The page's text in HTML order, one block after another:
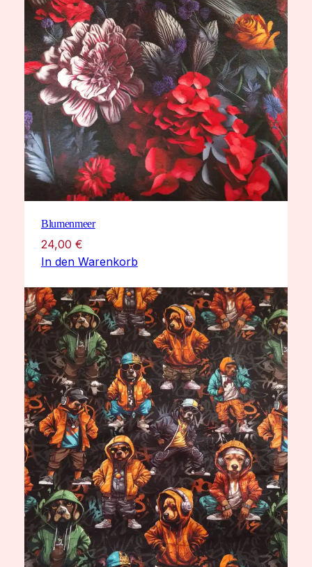
Blumenmeer
24,00 €
In den Warenkorb